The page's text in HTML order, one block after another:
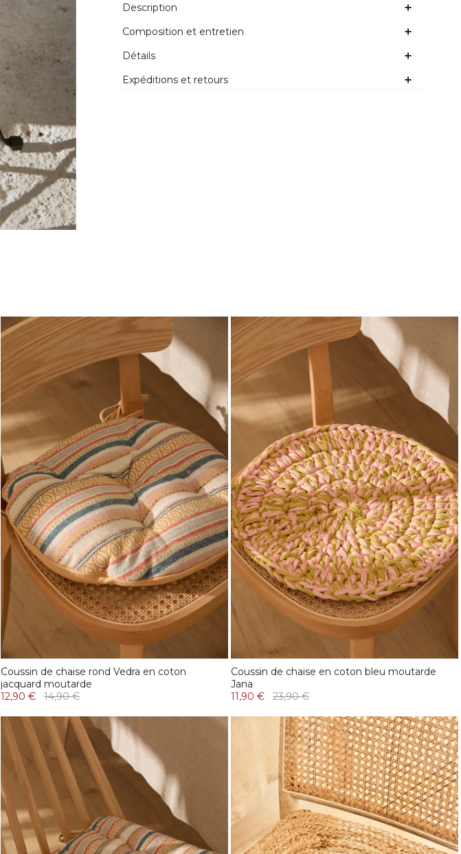
Description
Composition et entretien
Détails
Expéditions et retours
Coussin de chaise rond Vedra en coton
jacquard moutarde
12,90 €
14,90 €
Coussin de chaise en coton bleu moutarde
Jana
11,90 €
23,90 €